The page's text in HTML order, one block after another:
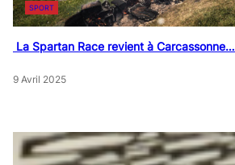
SPORT
La Spartan Race revient à Carcassonne…
9 Avril 2025